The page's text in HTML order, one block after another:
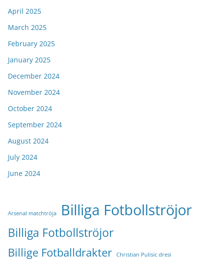
April 2025
March 2025
February 2025
January 2025
December 2024
November 2024
October 2024
September 2024
August 2024
July 2024
June 2024
Arsenal matchtröja Billiga Fotbollströjor
Billiga Fotbollströjor
Billige Fotballdrakter Christian Pulisic dresi